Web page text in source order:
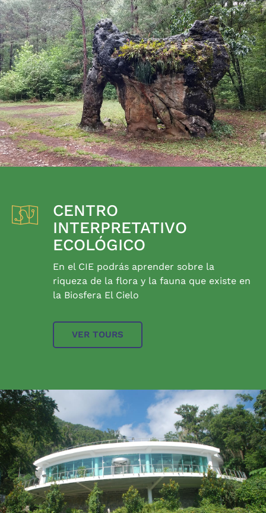
CENTRO
INTERPRETATIVO
ECOLÓGICO
En el CIE podrás aprender sobre la
riqueza de la flora y la fauna que existe en
la Biosfera El Cielo
VER TOURS